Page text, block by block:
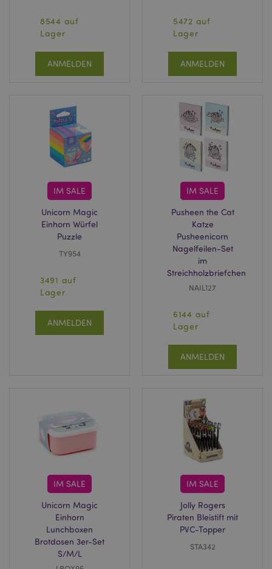
8544 auf
Lager
ANMELDEN
5472 auf
Lager
ANMELDEN
IM SALE
Unicorn Magic
Einhorn Würfel
Puzzle
TY954
3491 auf
Lager
ANMELDEN
IM SALE
Pusheen the Cat
Katze
Pusheenicorn
Nagelfeilen-Set
im
Streichholzbriefchen
NAIL127
6144 auf
Lager
ANMELDEN
IM SALE
Unicorn Magic
Einhorn
Lunchboxen
Brotdosen 3er-Set
S/M/L
IM SALE
Jolly Rogers
Piraten Bleistift mit
PVC-Topper
STA342